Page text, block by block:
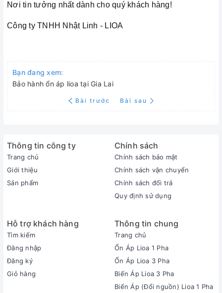
Nơi tin tưởng nhất dành cho quý khách hàng!
Công ty TNHH Nhật Linh - LIOA
Bạn đang xem:
Bảo hành ổn áp lioa tại Gia Lai
Bài trước Bài sau
Thông tin công ty
Trang chủ
Giới thiệu
Sản phẩm
Chính sách
Chính sách bảo mật
Chính sách vận chuyển
Chính sách đổi trả
Quy định sử dụng
Hỗ trợ khách hàng
Tìm kiếm
Đăng nhập
Đăng ký
Giỏ hàng
Thông tin chung
Trang chủ
Ổn Áp Lioa 1 Pha
Ổn Áp Lioa 3 Pha
Biến Áp Lioa 3 Pha
Biến Áp (Đổi nguồn) Lioa 1 Pha